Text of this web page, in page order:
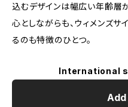
込むデザインは幅広い年齢層
心としながらも、ウィメンズ
るのも特徴のひとつ。
International